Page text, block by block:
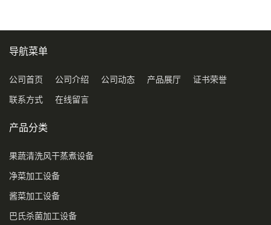
导航菜单
公司首页 公司介绍 公司动态 产品展厅 证书荣誉
联系方式 在线留言
产品分类
果蔬清洗风干蒸煮设备
净菜加工设备
酱菜加工设备
巴氏杀菌加工设备